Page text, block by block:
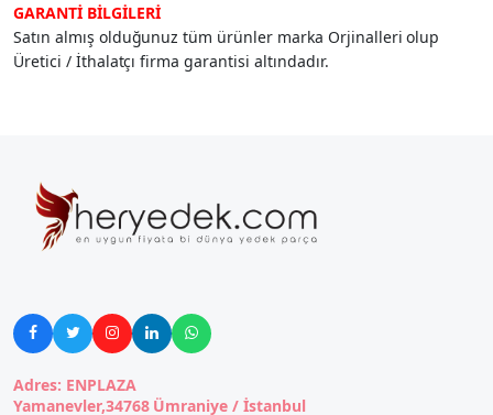
GARANTİ BİLGİLERİ
Satın almış olduğunuz tüm ürünler marka Orjinalleri olup
Üretici / İthalatçı firma garantisi altındadır.
    
Adres: ENPLAZA
Yamanevler,34768 Ümraniye / İstanbul